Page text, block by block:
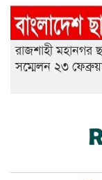
রাজশাহী মহানগর
সম্মেলন ২৩